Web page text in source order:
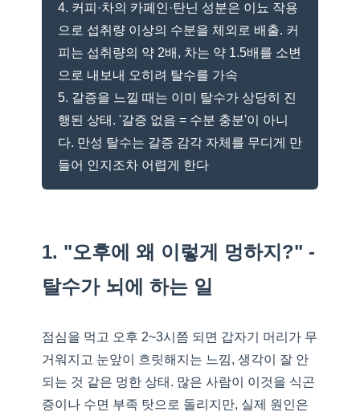
4. 커피·차의 카페인·탄닌 성분은 이뇨 작용
으로 섭취량 이상의 수분을 체외로 배출. 커
피는 섭취량의 약 2배, 차는 약 1.5배를 소변
으로 내보내 오히려 탈수를 가속
5. 갈증을 느낄 때는 이미 탈수가 상당히 진
행된 상태. '갈증 없음 = 수분 충분'이 아니
다. 만성 탈수는 갈증 감각 자체를 무디게 만
들어 인지조차 어렵게 한다
1. "오후에 왜 이렇게 멍하지?" -
탈수가 뇌에 하는 일
점심을 먹고 오후 2~3시쯤 되면 갑자기 머리가 무
거워지고 눈앞이 흐릿해지는 느낌, 생각이 잘 안
되는 것 같은 멍한 상태. 많은 사람이 이것을 식곤
증이나 수면 부족 탓으로 돌리지만, 실제 원인은